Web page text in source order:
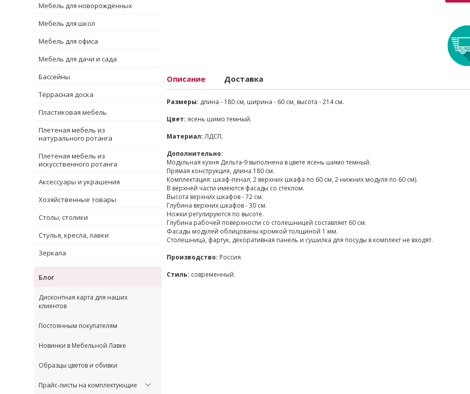
Мебель для новорожденных
Мебель для школ
Мебель для офиса
Мебель для дачи и сада
Бассейны
Террасная доска
Пластиковая мебель
Плетеная мебель из
натурального ротанга
Плетеная мебель из
искусственного ротанга
Аксессуары и украшения
Хозяйственные товары
Столы, столики
Стулья, кресла, лавки
Зеркала
Блог
Дисконтная карта для наших
клиентов
Постоянным покупателям
Новинки в Мебельной Лавке
Образцы цветов и обивки
Прайс-листы на комплектующие
Описание Доставка
Размеры: длина - 180 см, ширина - 60 см, высота - 214 см.
Цвет: ясень шимо темный.
Материал:ЛДСП.
Дополнительно:
Модульная кухня Дельта-9 выполнена в цвете ясень шимо темный.
Прямая конструкция, длина 180 см.
Комплектация: шкаф-пенал, 2 верхних шкафа по 60 см, 2 нижних модуля по 60 см).
В верхней части имеются фасады со стеклом.
Высота верхних шкафов - 72 см.
Глубина верхних шкафов - 30 см.
Ножки регулируются по высоте.
Глубина рабочей поверхности со столешницей составляет 60 см.
Фасады модулей облицованы кромкой толщиной 1 мм.
Столешница, фартук, декоративная панель и сушилка для посуды в комплект не входят.
Производство: Россия.
Стиль: современный.